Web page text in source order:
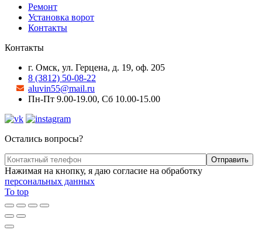
Ремонт
Установка ворот
Контакты
Контакты
г. Омск, ул. Герцена, д. 19, оф. 205
8 (3812) 50-08-22
aluvin55@mail.ru
Пн-Пт 9.00-19.00, Сб 10.00-15.00
Остались вопросы?
Нажимая на кнопку, я даю согласие на обработку
персональных данных
To top